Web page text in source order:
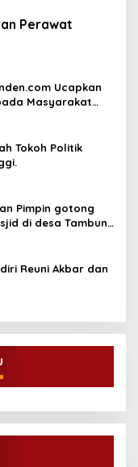
Perawat
Ucapkan
Masyarakat
Tokoh Politik
Pimpin gotong
di desa Tambun
kabupaten tebo
Reuni Akbar dan